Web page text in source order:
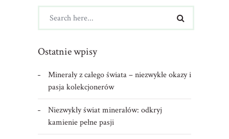
Ostatnie wpisy
Minerały z całego świata – niezwykłe okazy i
pasja kolekcjonerów
Niezwykły świat minerałów: odkryj
kamienie pełne pasji